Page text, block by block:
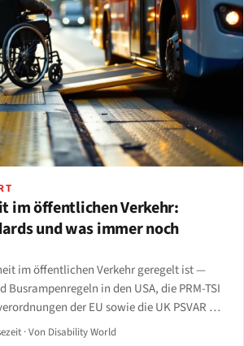
im öffentlichen Verkehr:
und was immer noch
im öffentlichen Verkehr geregelt ist —
Busrampenregeln in den USA, die PRM-TSI
der EU sowie die UK PSVAR —
bis zur App.
·Von Disability World